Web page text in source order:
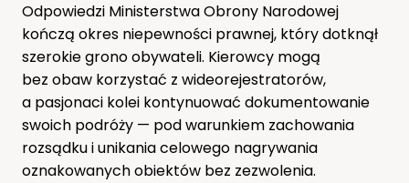
Odpowiedzi Ministerstwa Obrony Narodowej
kończą okres niepewności prawnej, który dotknął
szerokie grono obywateli. Kierowcy mogą
bez obaw korzystać z wideorejestratorów,
a pasjonaci kolei kontynuować dokumentowanie
swoich podróży — pod warunkiem zachowania
rozsądku i unikania celowego nagrywania
oznakowanych obiektów bez zezwolenia.